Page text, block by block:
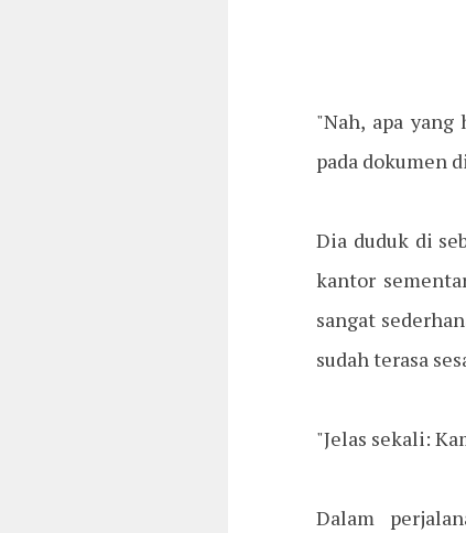
"Nah, apa
pada dokumen
Dia duduk di
kantor
sangat
sudah terasa
"Jelas sekali:
Dalam